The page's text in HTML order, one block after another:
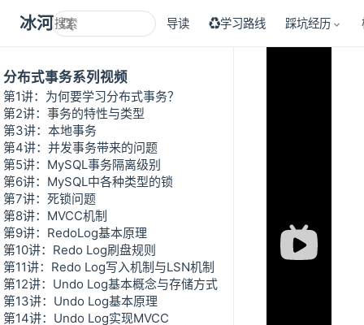
冰河技术 导读 ♻学习路线 踩坑经历
分布式事务系列视频
第1讲：为何要学习分布式事务？
第2讲：事务的特性与类型
第3讲：本地事务
第4讲：并发事务带来的问题
第5讲：MySQL事务隔离级别
第6讲：MySQL中各种类型的锁
第7讲：死锁问题
第8讲：MVCC机制
第9讲：RedoLog基本原理
第10讲：Redo Log刷盘规则
第11讲：Redo Log写入机制与LSN机制
第12讲：Undo Log基本概念与存储方式
第13讲：Undo Log基本原理
第14讲：Undo Log实现MVCC